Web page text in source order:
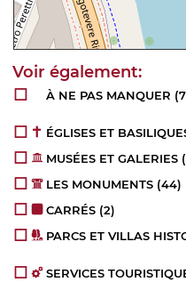
À NE PAS MANQUER
ÉGLISES ET
MUSÉES ET GALERIES
LES MONUMENTS (44)
CARRÉS (2)
PARCS ET VILLAS
SERVICES